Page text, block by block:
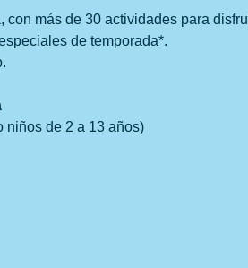
más de 30 actividades para
de temporada*.
niños de 2 a 13 años)